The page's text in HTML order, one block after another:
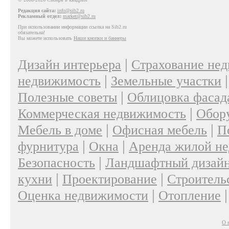
Редакция сайта: info@sib2.ru
Рекламный отдел: market@sib2.ru
При использовании информации ссылка на Sib2.ru
обязательна!
Вы можете использовать Наши кнопки и баннеры
Дизайн интерьера | Страхование
недвижимость | Земельные участки
Полезные советы | Облицовка
Коммерческая недвижимость |
Мебель в доме | Офисная мебель |
фурнитура | Окна | Аренда жилой
Безопасность | Ландшафтный
кухни | Проектирование |
Оценка недвижимости | Отопление
О